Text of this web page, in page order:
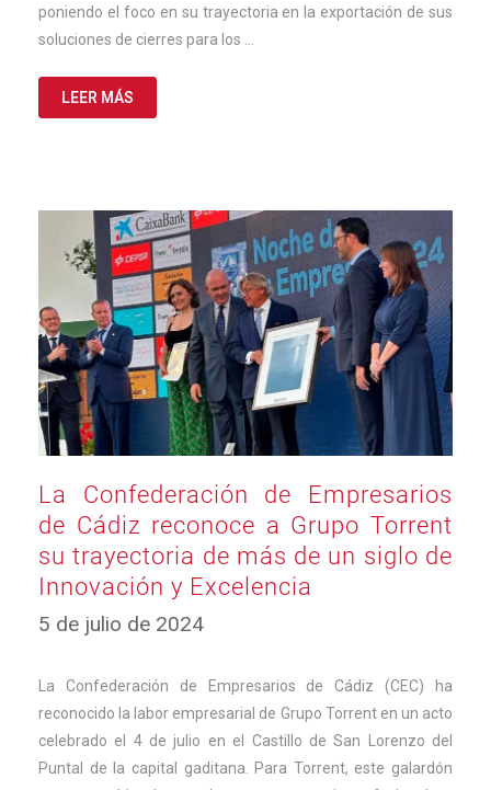
poniendo el foco en su trayectoria en la exportación de sus
soluciones de cierres para los …
LEER MÁS
La Confederación de Empresarios
de Cádiz reconoce a Grupo Torrent
su trayectoria de más de un siglo de
Innovación y Excelencia
5 de julio de 2024
de
La Confederación de Empresarios de Cádiz (CEC) ha
reconocido la labor empresarial de Grupo Torrent en un acto
celebrado el 4 de julio en el Castillo de San Lorenzo del
Puntal de la capital gaditana. Para Torrent, este galardón